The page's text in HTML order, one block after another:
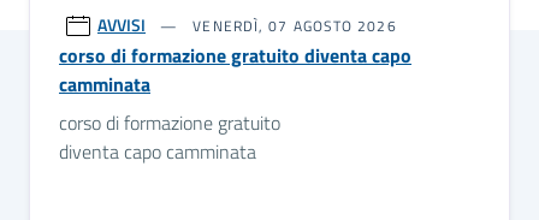
AVVISI VENERDÌ, 07 AGOSTO 2026
corso di formazione gratuito diventa capo
camminata
corso di formazione gratuito
diventa capo camminata